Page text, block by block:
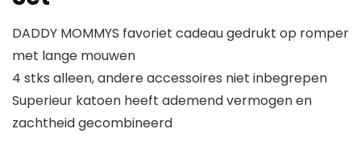
DADDY MOMMYS favoriet cadeau gedrukt op romper
met lange mouwen
4 stks alleen, andere accessoires niet inbegrepen
Superieur katoen heeft ademend vermogen en
zachtheid gecombineerd